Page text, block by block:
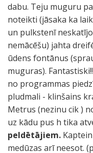
dabu. Teju muguru
noteikti (jāsaka ka
un pulkstenī
nemācēšu) jahta
ūdens fontānus
muguras).
no programmas
pludmali - klinšains
Metrus (nezinu cik )
uz kādu pus h tika
peldētājiem.
medūzas arī neesot.